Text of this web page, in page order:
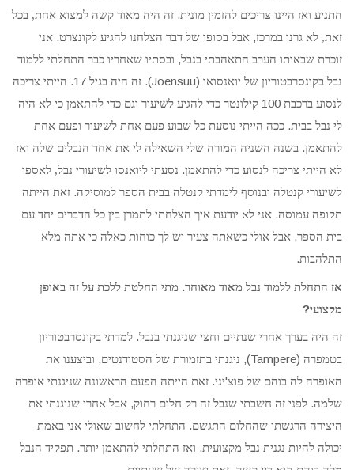
התניע ואז היינו צריכים להזמין מונית. זה היה מאוד קשה למצוא אחת, בכל
זאת, לא גרנו במרכז, אבל בסופו של דבר הצלחנו להגיע לקונצרט. אני
זוכרת שבאותו הערב התאהבתי בנבל, ובסתיו שאחריו כבר התחלתי ללמוד
נבל בקונסרבטוריון של יואנסואו (Joensuu). זה היה בגיל 17.
הייתי צריכה
לנסוע ברכבת 100 קילונטר כדי להגיע לשיעור וגם כדי להתאמן כי לא היה
לי נבל בבית. ככה הייתי נוסעת כל שבוע פעם אחת לשיעור ופעם אחת
להתאמן. בשנה השניה המורה שלי השאילה לי את אחד הנבלים שלה ואז
לא הייתי צריכה לנסוע כדי להתאמן. נסעתי ליואנסו לשיעורי נבל, לאספו
לשיעורי קנטלה ובנוסף לימדתי קנטלה בבית הספר למוסיקה. זאת הייתה
תקופה עמוסה. אני לא יודעת איך הצלחתי לתמרן בין כל הדברים יחד עם
בית הספר, אבל אולי כשאתה צעיר יש לך כוחות כאלה כי אתה מלא
התלהבות.
אז התחלת ללמוד נבל מאוד מאוחר. מתי החלטת ללכת על זה באופן
מקצועי?
זה היה בערך אחרי שנתיים וחצי שניגנתי בנבל. למדתי בקונסרבטוריון
בטמפרה (Tampere), ניגנתי בתזמורת של הסטודנטים, וביצענו את
האופרה לה בוהם של פוצ'יני. זאת הייתה הפעם הראשונה שניגנתי אופרה
שלמה. לפני זה חשבתי שנבל זה רק חלום רחוק, אבל אחרי שניגנתי את
היצירה הרגשתי שהחלום התגשם. התחלתי לחשוב שאולי אני באמת
יכולה להיות נגנית נבל מקצועית. ואז התחלתי להתאמן יותר. תפקיד הנבל